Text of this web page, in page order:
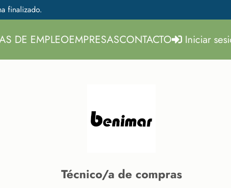
finalizado.
DE EMPLEOEMPRESASCONTACTO Iniciar
Técnico/a de compras